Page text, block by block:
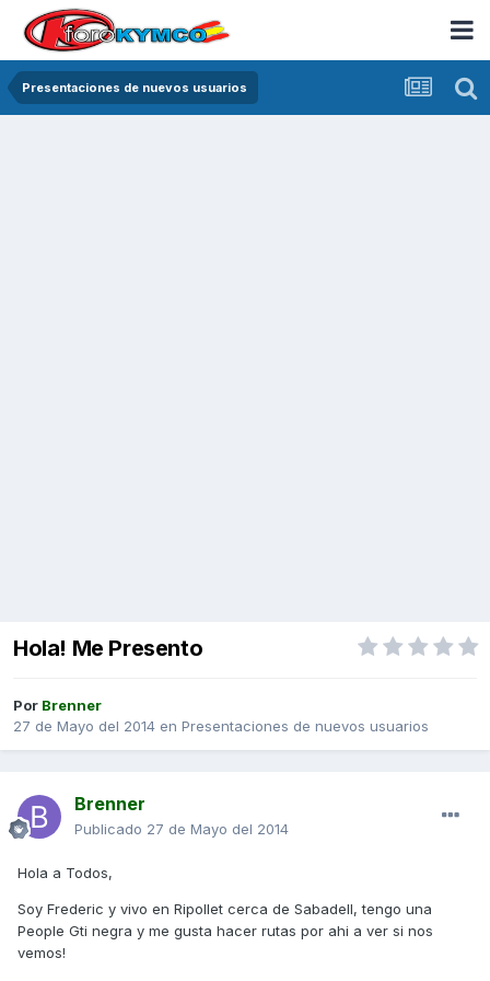
Presentaciones de nuevos usuarios
Hola! Me Presento
Por Brenner
27 de Mayo del 2014 en Presentaciones de nuevos usuarios
Brenner
Publicado 27 de Mayo del 2014
Hola a Todos,
Soy Frederic y vivo en Ripollet cerca de Sabadell, tengo una
People Gti negra y me gusta hacer rutas por ahi a ver si nos
vemos!